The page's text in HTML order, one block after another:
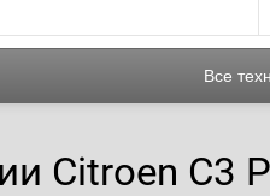
Все
Citroen C3